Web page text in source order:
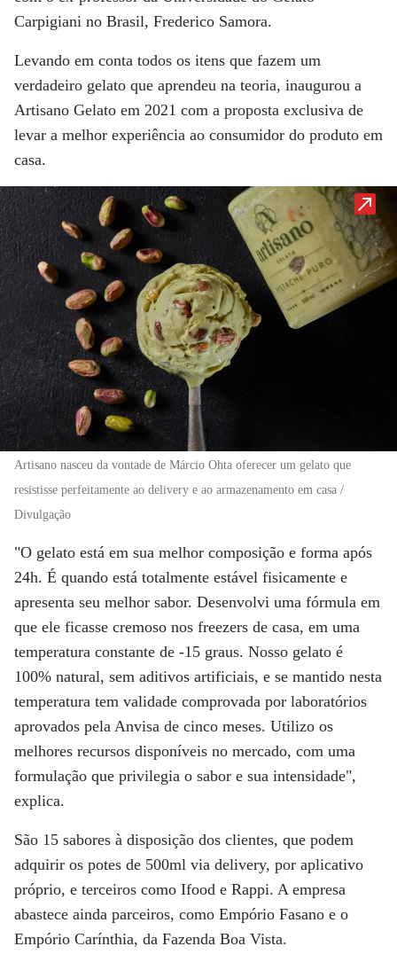
Carpigiani no Brasil, Frederico Samora.
Levando em conta todos os itens que fazem um
verdadeiro gelato que aprendeu na teoria, inaugurou a
Artisano Gelato em 2021 com a proposta exclusiva de
levar a melhor experiência ao consumidor do produto em
casa.
Artisano nasceu da vontade de Márcio Ohta oferecer um gelato que
resistisse perfeitamente ao delivery e ao armazenamento em casa /
Divulgação
"O gelato está em sua melhor composição e forma após
24h. É quando está totalmente estável fisicamente e
apresenta seu melhor sabor. Desenvolvi uma fórmula em
que ele ficasse cremoso nos freezers de casa, em uma
temperatura constante de -15 graus. Nosso gelato é
100% natural, sem aditivos artificiais, e se mantido nesta
temperatura tem validade comprovada por laboratórios
aprovados pela Anvisa de cinco meses. Utilizo os
melhores recursos disponíveis no mercado, com uma
formulação que privilegia o sabor e sua intensidade",
explica.
São 15 sabores à disposição dos clientes, que podem
adquirir os potes de 500ml via delivery, por aplicativo
próprio, e terceiros como Ifood e Rappi. A empresa
abastece ainda parceiros, como Empório Fasano e o
Empório Carínthia, da Fazenda Boa Vista.